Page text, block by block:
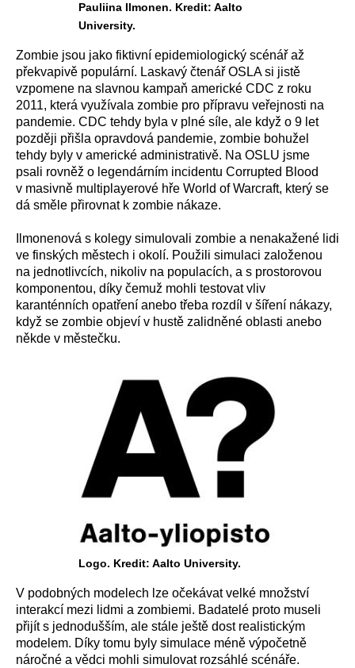
Pauliina Ilmonen. Kredit: Aalto
University.
Zombie jsou jako fiktivní epidemiologický scénář až
překvapivě populární. Laskavý čtenář OSLA si jistě
vzpomene na slavnou kampaň americké CDC z roku
2011, která využívala zombie pro přípravu veřejnosti na
pandemie. CDC tehdy byla v plné síle, ale když o 9 let
později přišla opravdová pandemie, zombie bohužel
tehdy byly v americké administrativě. Na OSLU jsme
psali rovněž o legendárním incidentu Corrupted Blood
v masivně multiplayerové hře World of Warcraft, který se
dá směle přirovnat k zombie nákaze.
Ilmonenová s kolegy simulovali zombie a nenakažené lidi
ve finských městech i okolí. Použili simulaci založenou
na jednotlivcích, nikoliv na populacích, a s prostorovou
komponentou, díky čemuž mohli testovat vliv
karanténních opatření anebo třeba rozdíl v šíření nákazy,
když se zombie objeví v hustě zalidněné oblasti anebo
někde v městečku.
Logo. Kredit: Aalto University.
V podobných modelech lze očekávat velké množství
interakcí mezi lidmi a zombiemi. Badatelé proto museli
přijít s jednodušším, ale stále ještě dost realistickým
modelem. Díky tomu byly simulace méně výpočetně
náročné a vědci mohli simulovat rozsáhlé scénáře.